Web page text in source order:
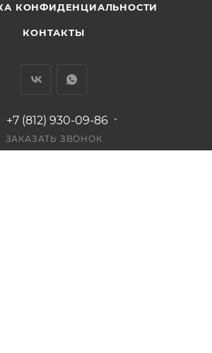
КОНФИДЕНЦИАЛЬНОСТИ
КОНТАКТЫ
+7 (812) 930-09-86
ЗАКАЗАТЬ ЗВОНОК